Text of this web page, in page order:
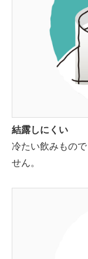
結露しにくい
冷たい飲みもの
せん。